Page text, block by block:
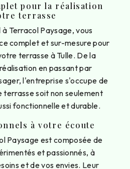
pour la réalisation
terrasse
Terracol Paysage, vous
complet et sur-mesure pour
terrasse à Tulle. De la
en passant par
l'entreprise s'occupe de
soit non seulement
fonctionnelle et durable.
à votre écoute
Paysage est composée de
et passionnés, à
et de vos envies. Leur